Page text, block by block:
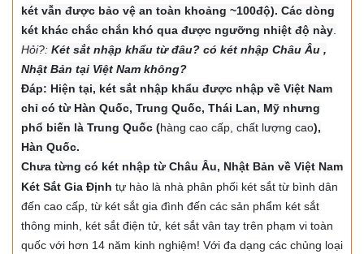
két vẫn được bảo vệ an toàn khoảng ~100độ). Các dòng
két khác chắc chắn khó qua được ngưỡng nhiệt độ này.
Hỏi?: Két sắt nhập khẩu từ đâu? có két nhập Châu Âu ,
Nhật Bản tại Việt Nam không?
Đáp: Hiện tại, két sắt nhập khẩu được nhập về Việt Nam
chỉ có từ Hàn Quốc, Trung Quốc, Thái Lan, Mỹ nhưng
phổ biến là Trung Quốc (hàng cao cấp, chất lượng cao),
Hàn Quốc.
Chưa từng có két nhập từ Châu Âu, Nhật Bản về Việt Nam
Két Sắt Gia Định tự hào là nhà phân phối két sắt từ bình dân
đến cao cấp, từ két sắt gia đình đến các sản phẩm két sắt
thông minh, két sắt điện tử, két sắt vân tay trên phạm vi toàn
quốc với hơn 14 năm kinh nghiệm! Với đa dạng các chủng loại